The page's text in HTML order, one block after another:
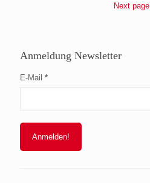
Next page
Anmeldung Newsletter
E-Mail *